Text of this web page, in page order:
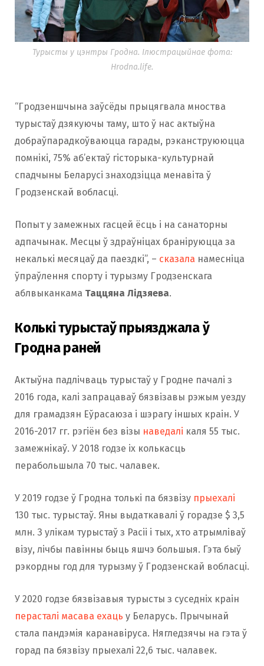
Турысты у цэнтры Гродна. Ілюстрацыйнае фота:
Hrodna.life.
“Гродзеншчына заўсёды прыцягвала мноства
турыстаў дзякуючы таму, што ў нас актыўна
добраўпарадкоўваюцца гарады, рэканструююцца
помнікі, 75% аб’ектаў гісторыка-культурнай
спадчыны Беларусі знаходзіцца менавіта ў
Гродзенскай вобласці.
Попыт у замежных гасцей ёсць і на санаторны
адпачынак. Месцы ў здраўніцах браніруюцца за
некалькі месяцаў да паездкі”, – сказала намесніца
ўпраўлення спорту і турызму Гродзенскага
аблвыканкама Таццяна Лідзяева.
Колькі турыстаў прыязджала ў
Гродна раней
Актыўна падлічваць турыстаў у Гродне пачалі з
2016 года, калі запрацаваў бязвізавы рэжым уезду
для грамадзян Еўрасаюза і шэрагу іншых краін. У
2016-2017 гг. рэгіён без візы наведалі каля 55 тыс.
замежнікаў. У 2018 годзе іх колькасць
перабольшыла 70 тыс. чалавек.
У 2019 годзе ў Гродна толькі па бязвізу прыехалі
130 тыс. турыстаў. Яны выдаткавалі ў горадзе $ 3,5
млн. З улікам турыстаў з Расіі і тых, хто атрымліваў
візу, лічбы павінны быць яшчэ большыя. Гэта быў
рэкордны год для турызму ў Гродзенскай вобласці.
У 2020 годзе бязвізавыя турысты з суседніх краін
перасталі масава ехаць у Беларусь. Прычынай
стала пандэмія каранавіруса. Нягледзячы на гэта ў
горад па бязвізу прыехалі 22,6 тыс. чалавек.